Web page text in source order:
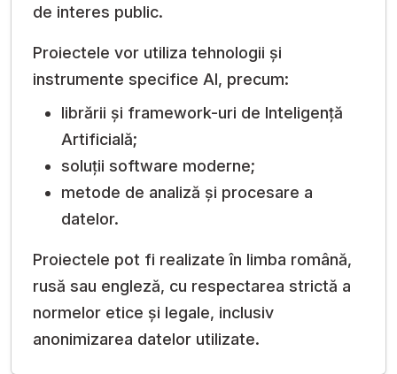
de interes public.
Proiectele vor utiliza tehnologii și
instrumente specifice AI, precum:
librării și framework-uri de Inteligență
Artificială;
soluții software moderne;
metode de analiză și procesare a
datelor.
Proiectele pot fi realizate în limba română,
rusă sau engleză, cu respectarea strictă a
normelor etice și legale, inclusiv
anonimizarea datelor utilizate.